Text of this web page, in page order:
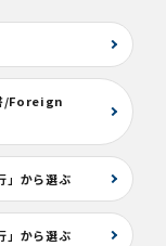
/Foreign
」から選ぶ
」から選ぶ